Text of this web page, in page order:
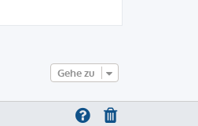
Gehe zu